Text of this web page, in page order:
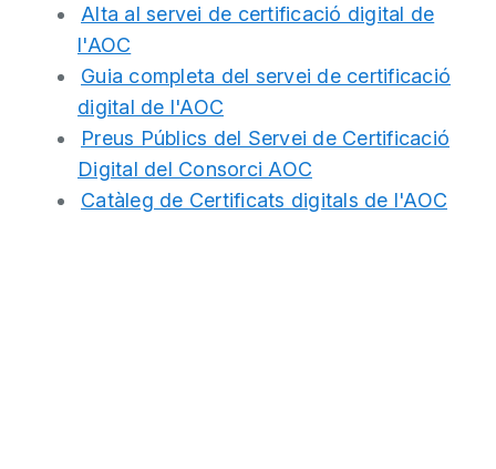
Alta al servei de certificació digital de
l'AOC
Guia completa del servei de certificació
digital de l'AOC
Preus Públics del Servei de Certificació
Digital del Consorci AOC
Catàleg de Certificats digitals de l'AOC